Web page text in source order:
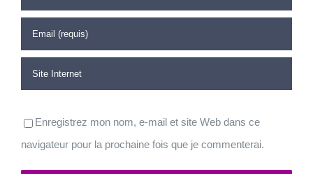
Enregistrez mon nom, e-mail et site Web dans ce
navigateur pour la prochaine fois que je commenterai.